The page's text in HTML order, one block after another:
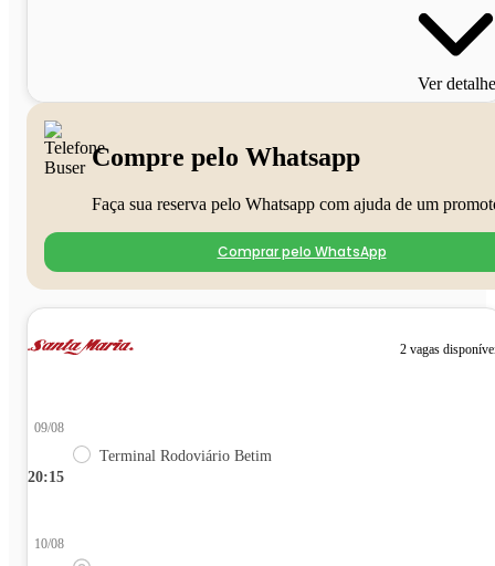
Ver
Compre pelo Whatsapp
Faça sua reserva pelo Whatsapp com ajuda de um
Comprar pelo WhatsApp
2 vagas
20:15
09/08
Terminal Rodoviário Betim
10/08